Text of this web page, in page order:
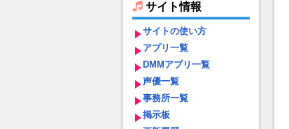
サイト情報
サイトの使い方
アプリ一覧
DMMアプリ一覧
声優一覧
事務所一覧
掲示板